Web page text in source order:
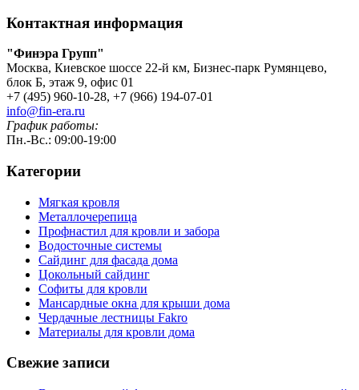
Контактная информация
"Финэра Групп"
Москва, Киевское шоссе 22-й км, Бизнес-парк Румянцево,
блок Б, этаж 9, офис 01
+7 (495) 960-10-28, +7 (966) 194-07-01
info@fin-era.ru
График работы:
Пн.-Вс.: 09:00-19:00
Категории
Мягкая кровля
Металлочерепица
Профнастил для кровли и забора
Водосточные системы
Сайдинг для фасада дома
Цокольный сайдинг
Софиты для кровли
Мансардные окна для крыши дома
Чердачные лестницы Fakro
Материалы для кровли дома
Свежие записи